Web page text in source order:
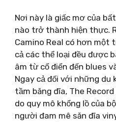
Nơi này là giấc mơ của
nào trở thành hiện thực.
Camino Real có hơn một
cả các thể loại đều được
âm từ cổ điển đến blues
Ngay cả đối với những
tầm băng đĩa, The
do quy mô khổng lồ của
người đam mê săn đĩa